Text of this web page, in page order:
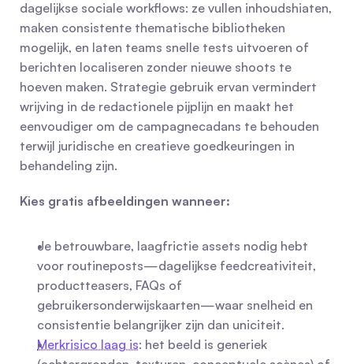
dagelijkse sociale workflows: ze vullen inhoudshiaten,
maken consistente thematische bibliotheken
mogelijk, en laten teams snelle tests uitvoeren of
berichten localiseren zonder nieuwe shoots te
hoeven maken. Strategie gebruik ervan vermindert
wrijving in de redactionele pijplijn en maakt het
eenvoudiger om de campagnecadans te behouden
terwijl juridische en creatieve goedkeuringen in
behandeling zijn.
Kies gratis afbeeldingen wanneer:
Je betrouwbare, laagfrictie assets nodig hebt
voor routineposts—dagelijkse feedcreativiteit,
productteasers, FAQs of
gebruikersonderwijskaarten—waar snelheid en
consistentie belangrijker zijn dan uniciteit.
Merkrisico laag is: het beeld is generiek